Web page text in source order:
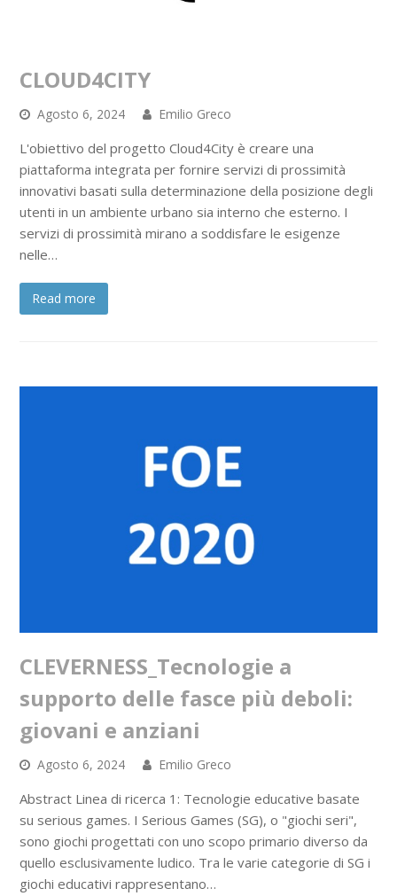
CLOUD4CITY
Agosto 6, 2024 Emilio Greco
L'obiettivo del progetto Cloud4City è creare una
piattaforma integrata per fornire servizi di prossimità
innovativi basati sulla determinazione della posizione degli
utenti in un ambiente urbano sia interno che esterno. I
servizi di prossimità mirano a soddisfare le esigenze
nelle…
Read more
CLEVERNESS_Tecnologie a
supporto delle fasce più deboli:
giovani e anziani
Agosto 6, 2024 Emilio Greco
Abstract Linea di ricerca 1: Tecnologie educative basate
su serious games. I Serious Games (SG), o "giochi seri",
sono giochi progettati con uno scopo primario diverso da
quello esclusivamente ludico. Tra le varie categorie di SG i
giochi educativi rappresentano…